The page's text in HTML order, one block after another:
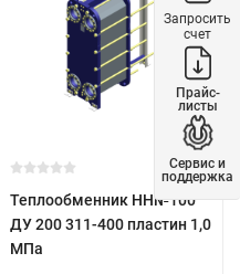
Теплообменник НН№100
ДУ 200 311-400 пластин 1,0
МПа
Запросить
счет
Прайс-
листы
Сервис и
поддержка